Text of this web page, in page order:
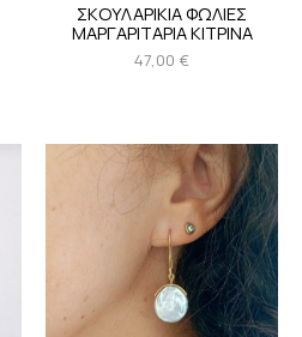
ΣΚΟΥΛΑΡΙΚΙΑ ΦΩΛΙΕΣ
ΜΑΡΓΑΡΙΤΑΡΙΑ ΚΙΤΡΙΝΑ
47,00 €